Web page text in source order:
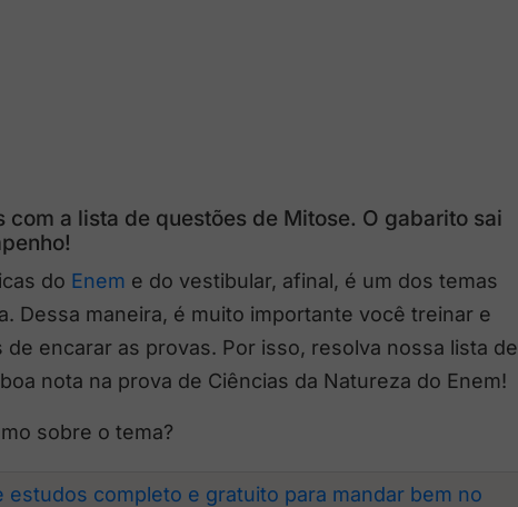
com a lista de questões de Mitose. O gabarito sai
do Enem e do vestibular, afinal, é um dos temas
Dessa maneira, é muito importante você treinar e
encarar as provas. Por isso, resolva nossa lista de
nota na prova de Ciências da Natureza do Enem!
sobre o tema?
estudos completo e gratuito para mandar bem no